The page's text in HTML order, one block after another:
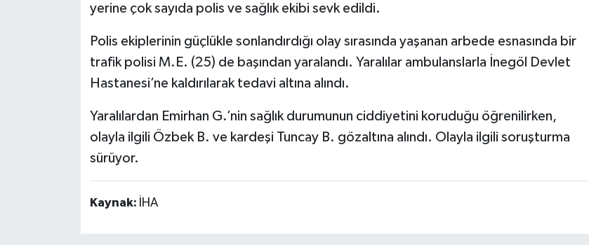
yerine çok sayıda polis ve sağlık ekibi sevk edildi.
Polis ekiplerinin güçlükle sonlandırdığı olay sırasında yaşanan arbede esnasında bir
trafik polisi M.E. (25) de başından yaralandı. Yaralılar ambulanslarla İnegöl Devlet
Hastanesi’ne kaldırılarak tedavi altına alındı.
Yaralılardan Emirhan G.’nin sağlık durumunun ciddiyetini koruduğu öğrenilirken,
olayla ilgili Özbek B. ve kardeşi Tuncay B. gözaltına alındı. Olayla ilgili soruşturma
sürüyor.
Kaynak: İHA